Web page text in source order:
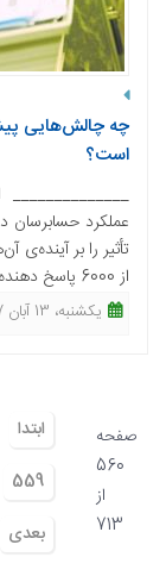
چه چالش‌هایی
است؟
______________
تأثیر را بر
از 6000 پاسخ دهنده از مؤسسات کوچک و متوسط در 150 کشور ...
یکشنبه، 13 آبان 1397 - 10:19
صفحه
560
از
713
ابتدا
559
بعدی